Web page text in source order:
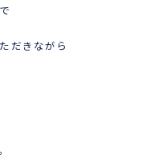
だきながら